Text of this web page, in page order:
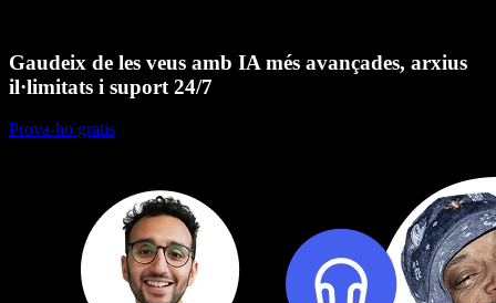
Gaudeix de les veus amb IA més avançades, arxius
il·limitats i suport 24/7
Prova-ho gratis